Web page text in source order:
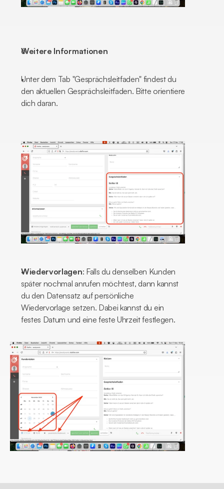
Weitere Informationen
Unter dem Tab "Gesprächsleitfaden" findest du
den aktuellen Gesprächsleitfaden. Bitte orientiere
dich daran.
Wiedervorlagen: Falls du denselben Kunden
später nochmal anrufen möchtest, dann kannst
du den Datensatz auf persönliche
Wiedervorlage setzen. Dabei kannst du ein
festes Datum und eine feste Uhrzeit festlegen.